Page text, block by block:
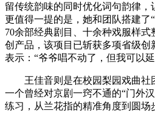
留传统韵味的同时优化词句韵律，
更值得一提的是，她和团队搭建了
70余部经典剧目、十余种戏服样
创产品，该项目已斩获多项省级
表示：“爷爷唱不动了，但我可以
王佳音则是在校园梨园戏曲
一个曾经对京剧一窍不通的“门外
练习，从兰花指的精准角度到圆